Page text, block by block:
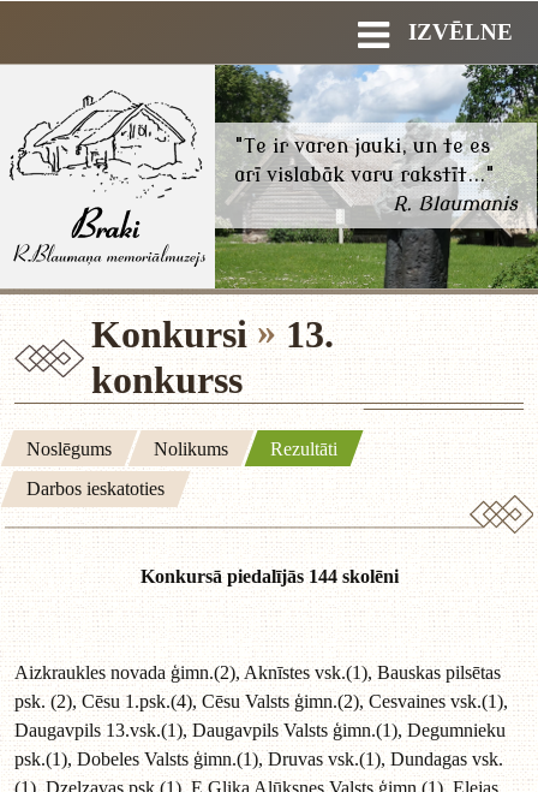
IZVĒLNE
"Te ir varen jauki, un te es
arī vislabāk varu rakstīt..."
R. Blaumanis
Konkursi
13.
konkurss
Noslēgums Nolikums
Rezultāti
Darbos ieskatoties
Konkursā piedalījās 144 skolēni
Aizkraukles novada ģimn.(2), Aknīstes vsk.(1), Bauskas pilsētas
psk. (2), Cēsu 1.psk.(4), Cēsu Valsts ģimn.(2), Cesvaines vsk.(1),
Daugavpils 13.vsk.(1), Daugavpils Valsts ģimn.(1), Degumnieku
psk.(1), Dobeles Valsts ģimn.(1), Druvas vsk.(1), Dundagas vsk.
(1), Dzelzavas psk.(1), E.Glika Alūksnes Valsts ģimn.(1), Elejas